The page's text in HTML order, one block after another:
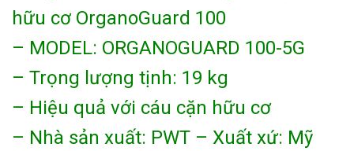
hữu cơ OrganoGuard 100
– MODEL: ORGANOGUARD 100-5G
– Trọng lượng tịnh: 19 kg
– Hiệu quả với cáu cặn hữu cơ
– Nhà sản xuất: PWT – Xuất xứ: Mỹ